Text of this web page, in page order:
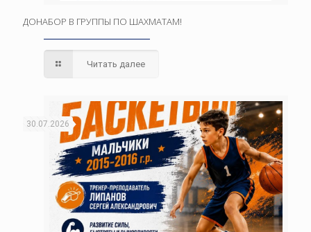
ДОНАБОР В ГРУППЫ ПО ШАХМАТАМ!
Читать далее
30.07.2026